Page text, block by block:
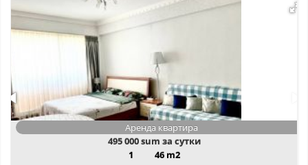
Аренда квартира
495 000sum за сутки
1
46 m2